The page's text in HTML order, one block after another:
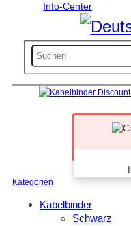
Info-Center
Kategorien
Kabelbinder
Schwarz